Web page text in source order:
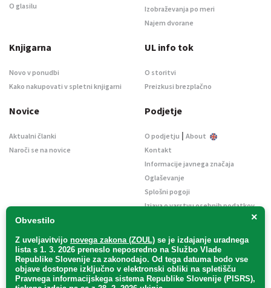
×
Obvestilo
Z uveljavitvijo novega zakona (ZOUL) se je izdajanje uradnega
lista s 1. 3. 2026 preneslo neposredno na Službo Vlade
Republike Slovenije za zakonodajo. Od tega datuma bodo vse
objave dostopne izključno v elektronski obliki na spletišču
Pravnega informacijskega sistema Republike Slovenije (PISRS),
O glasilu
Izobraževanja po meri
Najem dvorane
Knjigarna
Novo v ponudbi
Kako nakupovati v spletni knjigarni
UL info tok
O storitvi
Preizkusi brezplačno
Novice
Aktualni članki
Naroči se na novice
Podjetje
O podjetju | About
Kontakt
Informacije javnega značaja
Oglaševanje
Splošni pogoji
Izjava o varstvu osebnih podatkov
Uradni list d. o. o. – v likvidaciji / Vse pravice pridržane.